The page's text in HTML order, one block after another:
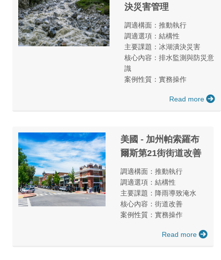
決災害管理
調適構面：推動執行
調適選項：結構性
主要課題：冰湖潰決災害
核心內容：排水監測與防災意
識
案例性質：實務操作
Read more
美國 - 加州帕索羅布
爾斯第21街街道改善
調適構面：推動執行
調適選項：結構性
主要課題：降雨導致淹水
核心內容：街道改善
案例性質：實務操作
Read more